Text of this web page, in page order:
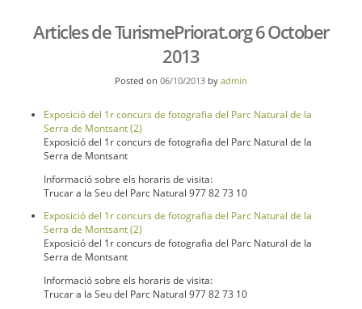
Articles de TurismePriorat.org 6 October
2013
Posted on 06/10/2013 by admin
Exposició del 1r concurs de fotografia del Parc Natural de la
Serra de Montsant (2)
Exposició del 1r concurs de fotografia del Parc Natural de la
Serra de Montsant
Informació sobre els horaris de visita:
Trucar a la Seu del Parc Natural 977 82 73 10
Exposició del 1r concurs de fotografia del Parc Natural de la
Serra de Montsant (2)
Exposició del 1r concurs de fotografia del Parc Natural de la
Serra de Montsant
Informació sobre els horaris de visita:
Trucar a la Seu del Parc Natural 977 82 73 10